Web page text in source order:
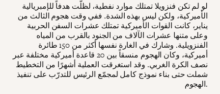
لو لم تكن فنزويلا تمتلك موارد نفطية، لظلّت هدفاً للإمبريالية
الأميركية، ولكن ليس بهذه الشدة. ففي وقت هجوم الثالث من
يناير، كانت القوات الأميركية تمتلك عشرات السفن الحربية
وعلى متنها عشرات الآلاف من الجنود بالقرب من المياه
الفنزويلية. وشارك في الغارة نفسها أكثر من 150 طائرة
أميركية، وكان الهجوم منسقاً بين 20 قاعدة أميركية مختلفة عبر
نصف الكرة الغربي. وقد استغرقت العملية أشهرًا من التخطيط
شملت حتى بناء نموذج كامل لمجمّع الرئيس للتدرّب على تنفيذ
الهجوم.